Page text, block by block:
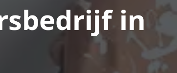
in